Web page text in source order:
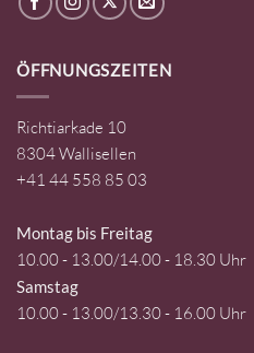
ÖFFNUNGSZEITEN
Richtiarkade 10
8304 Wallisellen
+41 44 558 85 03
Montag bis Freitag
10.00 - 13.00/14.00 - 18.30 Uhr
Samstag
10.00 - 13.00/13.30 - 16.00 Uhr